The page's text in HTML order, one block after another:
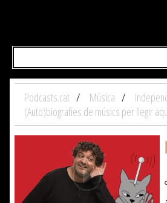
Podcasts.cat Música
(Auto)biografies de músics per llegir